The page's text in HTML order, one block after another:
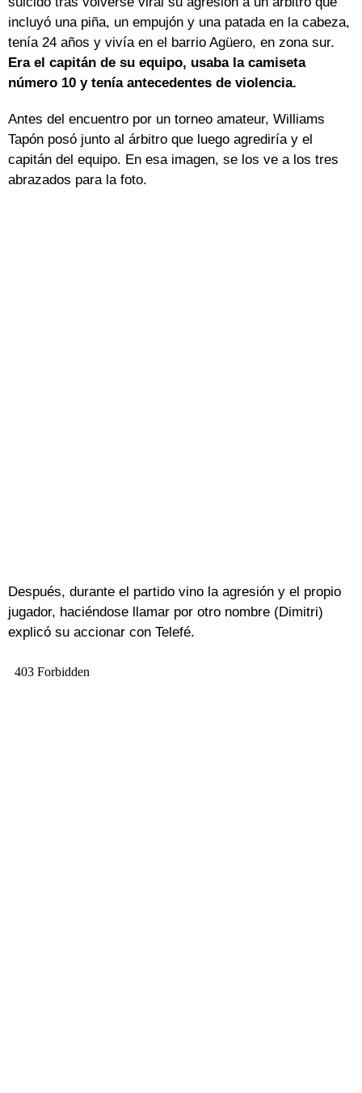
incluyó una piña, un empujón y una patada en la cabeza,
tenía 24 años y vivía en el barrio Agüero, en zona sur.
Era el capitán de su equipo, usaba la camiseta
número 10 y tenía antecedentes de violencia.
Antes del encuentro por un torneo amateur, Williams
Tapón posó junto al árbitro que luego agrediría y el
capitán del equipo. En esa imagen, se los ve a los tres
abrazados para la foto.
Después, durante el partido vino la agresión y el propio
jugador, haciéndose llamar por otro nombre (Dimitri)
explicó su accionar con Telefé.